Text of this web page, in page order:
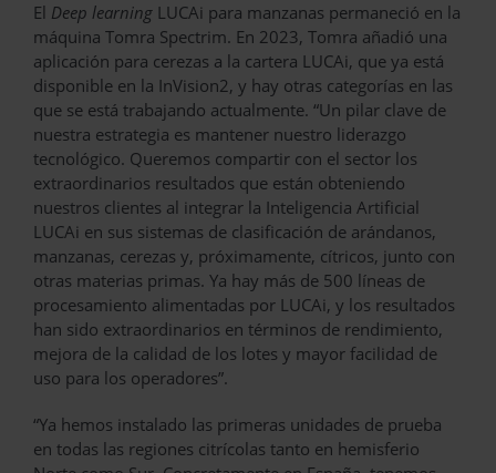
El Deep learning LUCAi para manzanas permaneció en la
máquina Tomra Spectrim. En 2023, Tomra añadió una
aplicación para cerezas a la cartera LUCAi, que ya está
disponible en la InVision2, y hay otras categorías en las
que se está trabajando actualmente. “Un pilar clave de
nuestra estrategia es mantener nuestro liderazgo
tecnológico. Queremos compartir con el sector los
extraordinarios resultados que están obteniendo
nuestros clientes al integrar la Inteligencia Artificial
LUCAi en sus sistemas de clasificación de arándanos,
manzanas, cerezas y, próximamente, cítricos, junto con
otras materias primas. Ya hay más de 500 líneas de
procesamiento alimentadas por LUCAi, y los resultados
han sido extraordinarios en términos de rendimiento,
mejora de la calidad de los lotes y mayor facilidad de
uso para los operadores”.
“Ya hemos instalado las primeras unidades de prueba
en todas las regiones citrícolas tanto en hemisferio